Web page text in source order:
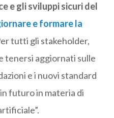
e gli sviluppi sicuri del
e formare la
tutti gli stakeholder,
tenersi aggiornati sulle
e i nuovi standard
futuro in materia di